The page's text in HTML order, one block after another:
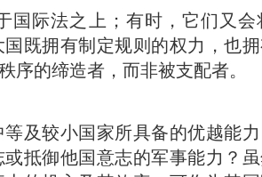
国际法之上；有时，它们又
既拥有制定规则的权力，也
序的缔造者，而非被支配者。
及较小国家所具备的优越能力
抵御他国意志的军事能力？